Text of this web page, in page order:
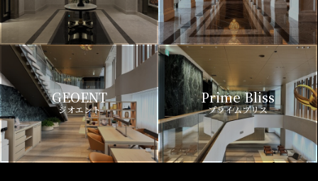
GEOENT
ジオエント
Prime Bliss
プライムブリス